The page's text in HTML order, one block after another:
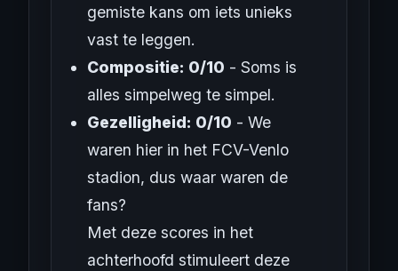
gemiste kans om iets unieks
vast te leggen.
Compositie: 0/10 - Soms is
alles simpelweg te simpel.
Gezelligheid: 0/10 - We
waren hier in het FCV-Venlo
stadion, dus waar waren de
fans?
Met deze scores in het
achterhoofd stimuleert deze